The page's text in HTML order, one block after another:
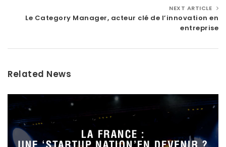
NEXT ARTICLE
Le Category Manager, acteur clé de l’innovation en
entreprise
Related News